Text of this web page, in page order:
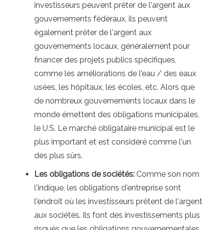
investisseurs peuvent prêter de l'argent aux
gouvernements fédéraux, ils peuvent
également prêter de l'argent aux
gouvernements locaux, généralement pour
financer des projets publics spécifiques,
comme les améliorations de l'eau / des eaux
usées, les hôpitaux, les écoles, etc. Alors que
de nombreux gouvernements locaux dans le
monde émettent des obligations municipales,
le U.S. Le marché obligataire municipal est le
plus important et est considéré comme l'un
des plus sûrs.
Les obligations de sociétés: Comme son nom
l'indique, les obligations d'entreprise sont
l'endroit où les investisseurs prêtent de l'argent
aux sociétés. Ils font des investissements plus